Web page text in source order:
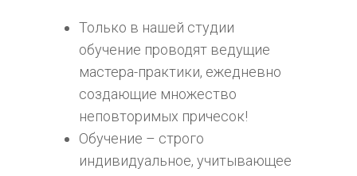
Только в нашей студии
обучение проводят ведущие
мастера-практики, ежедневно
создающие множество
неповторимых причесок!
Обучение – строго
индивидуальное, учитывающее